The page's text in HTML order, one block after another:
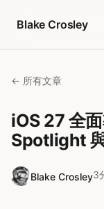
Blake Crosley
← 所有文章
iOS 27 全
Spotlight
Blake Crosley3